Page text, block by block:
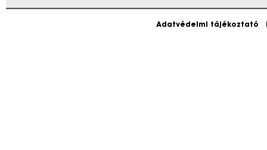
Adatvédelmi tájékoztató